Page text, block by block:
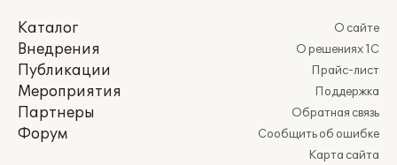
Каталог
Внедрения
Публикации
Мероприятия
Партнеры
Форум
О сайте
О решениях 1С
Прайс-лист
Поддержка
Обратная связь
Сообщить об ошибке
Карта сайта